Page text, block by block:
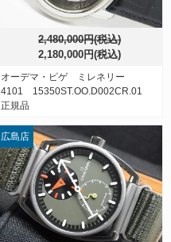
2,480,000円(税込)
2,180,000円(税込)
オーデマ・ピゲ ミレネリー
4101 15350ST.OO.D002CR.01
正規品
広島店